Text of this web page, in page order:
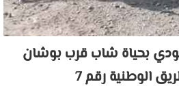
بحياة شاب قرب بوشان
الوطنية رقم 7